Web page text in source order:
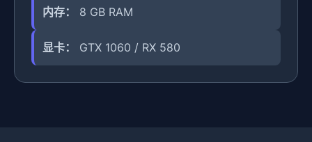
内存： 8 GB RAM
显卡： GTX 1060 / RX 580